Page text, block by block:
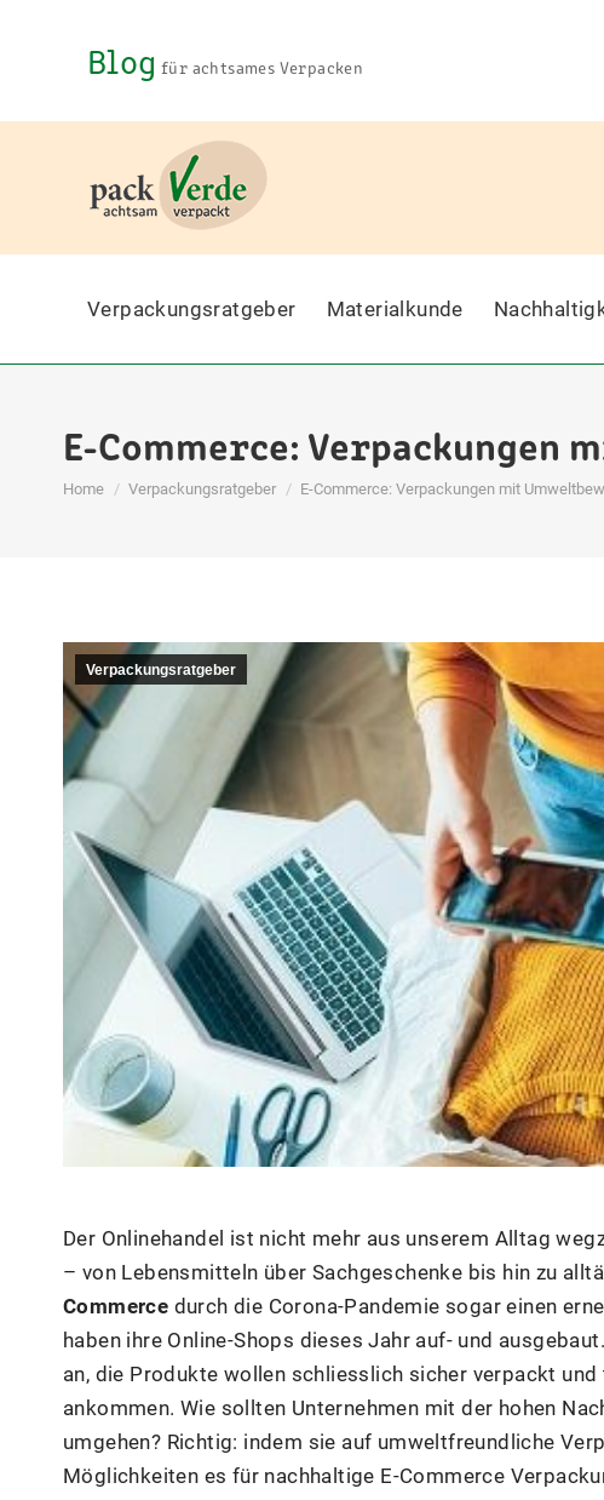
Blog für achtsames Verpacken
Verpackungsratgeber Materialkunde
E-Commerce:
You are here:
Home Verpackungsratgeber E-Commerce: Verpackungen mit
Verpackungsratgeber
Der Onlinehandel ist nicht mehr aus unserem Alltag
– von Lebensmitteln über Sachgeschenke bis hin zu
Commerce durch die Corona-Pandemie sogar einen
haben ihre Online-Shops dieses Jahr auf- und
an, die Produkte wollen schliesslich sicher verpackt
ankommen. Wie sollten Unternehmen mit der hohen
umgehen? Richtig: indem sie auf umweltfreundliche
Möglichkeiten es für nachhaltige E-Commerce